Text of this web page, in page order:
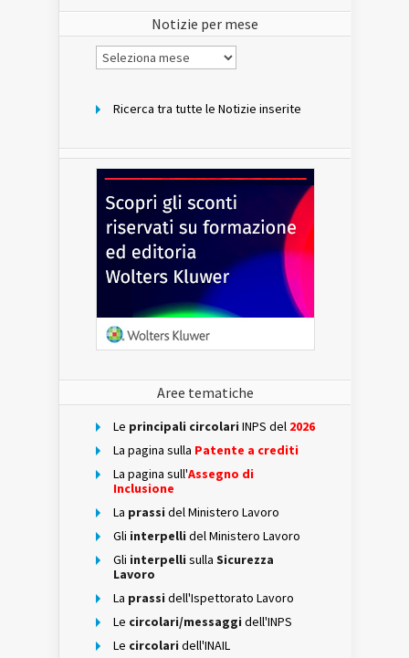
Notizie per mese
Notizie
per
Ricerca tra tutte le Notizie inserite
Aree tematiche
Le principali circolari INPS del 2026
La pagina sulla Patente a crediti
La pagina sull'Assegno di
Inclusione
La prassi del Ministero Lavoro
Gli interpelli del Ministero Lavoro
Gli interpelli sulla Sicurezza
Lavoro
La prassi dell'Ispettorato Lavoro
Le circolari/messaggi dell'INPS
Le circolari dell'INAIL